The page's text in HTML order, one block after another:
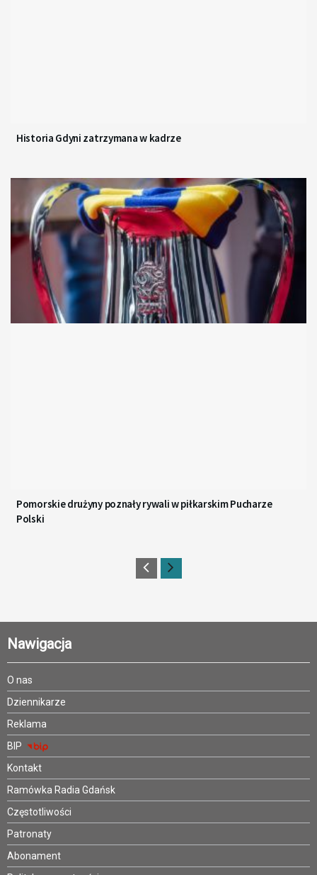
Historia Gdyni zatrzymana w kadrze
Pomorskie drużyny poznały rywali w piłkarskim Pucharze
Polski
Nawigacja
O nas
Dziennikarze
Reklama
BIP
Kontakt
Ramówka Radia Gdańsk
Częstotliwości
Patronaty
Abonament